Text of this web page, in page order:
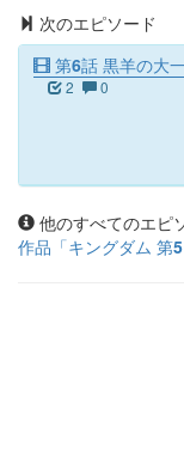
次のエピソード
第6話 黒羊の大
2 0
他のすべてのエピ
作品「キングダム 第